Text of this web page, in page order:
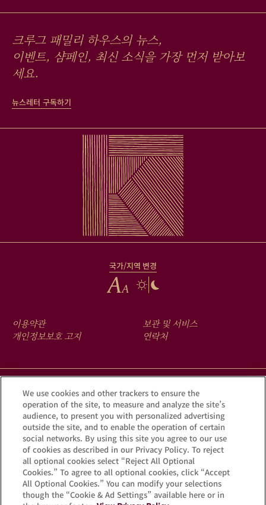
크루그 패밀리 하우스의 뉴스,
이벤트, 샴페인, 최신 소식을 가장 먼저 받아보
세요.
뉴스레터 구독하기
국가/지역 변경
FOOTER
MENU
이용약관
개인정보보호 고지 보관 및 서비스
연락처
크루그 앱을 다운로드하여 Krug iD를 통해 여러분의 샴페인에 숨겨진
이야기를 확인해 보세요.
We use cookies and other trackers to ensure the
operation of the site, to measure and analyze the site’s
audience, to present you with personalized advertising
outside the site, and to enable the operation of certain
social networks. By using this site you agree to our use
of cookies as described in our Privacy Policy. To reject
all optional cookies select “Reject All Optional
Cookies.” To agree to all optional cookies, click “Accept
All Optional Cookies.” You can modify your selections
though the “Cookie & Ad Settings” available here or in